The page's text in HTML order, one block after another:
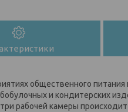
общественного
и кондитерских
рабочей камеры